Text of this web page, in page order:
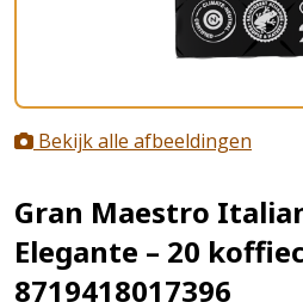
Bekijk alle afbeeldingen
Gran Maestro
Elegante – 20
8719418017396